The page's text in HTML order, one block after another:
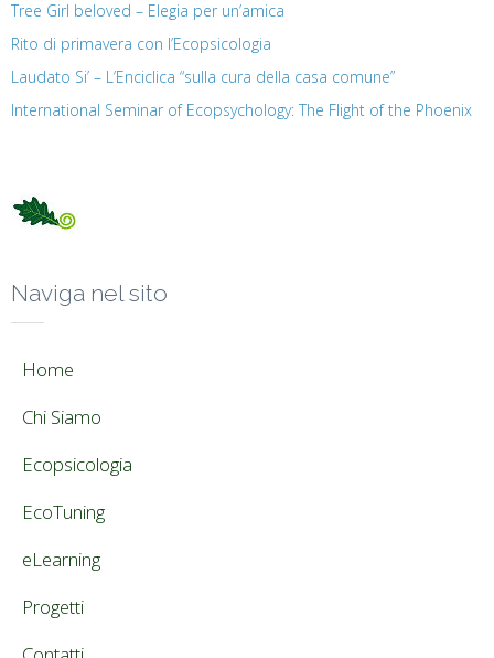
Tree Girl beloved – Elegia per un’amica
Rito di primavera con l’Ecopsicologia
Laudato Si’ – L’Enciclica “sulla cura della casa comune”
International Seminar of Ecopsychology: The Flight of the Phoenix
Naviga nel sito
Home
Chi Siamo
Ecopsicologia
EcoTuning
eLearning
Progetti